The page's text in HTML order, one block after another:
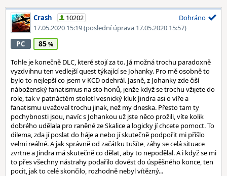
Crash
10202
17.05.2020 15:19(poslední úprava 17.05.2020 15:57)
Dohráno
PC 85
Tohle je konečně DLC, které stojí za to. Já možná trochu paradoxně
vyzdvihnu ten vedlejší quest týkající se Johanky. Pro mě osobně to
bylo to nejlepší co jsem v KCD odehrál. Jasně, z Johanky zde čiší
náboženský fanatismus na sto honů, jenže když se trochu vžijete do
role, tak v patnáctém století vesnický kluk Jindra asi o víře a
fanatismu uvažoval trochu jinak, než my dneska. Přesto tam ty
pochybnosti jsou, navíc s Johankou už jste něco prožili, víte kolik
dobrého udělala pro raněné ze Skalice a logicky jí chcete pomoct. To
dilema, zda jí poslat do háje a nebo jí skutečně podpořit mi přišlo
velmi reálné. A jak správně od začátku tušíte, záhy se celá situace
zvrtne a Jindra má skutečně co dělat, aby to nepodělal. A i když se mi
to přes všechny nástrahy podařilo dovést do úspěšného konce, ten
pocit, jak to celé skončilo, rozhodně nebyl vítězný...